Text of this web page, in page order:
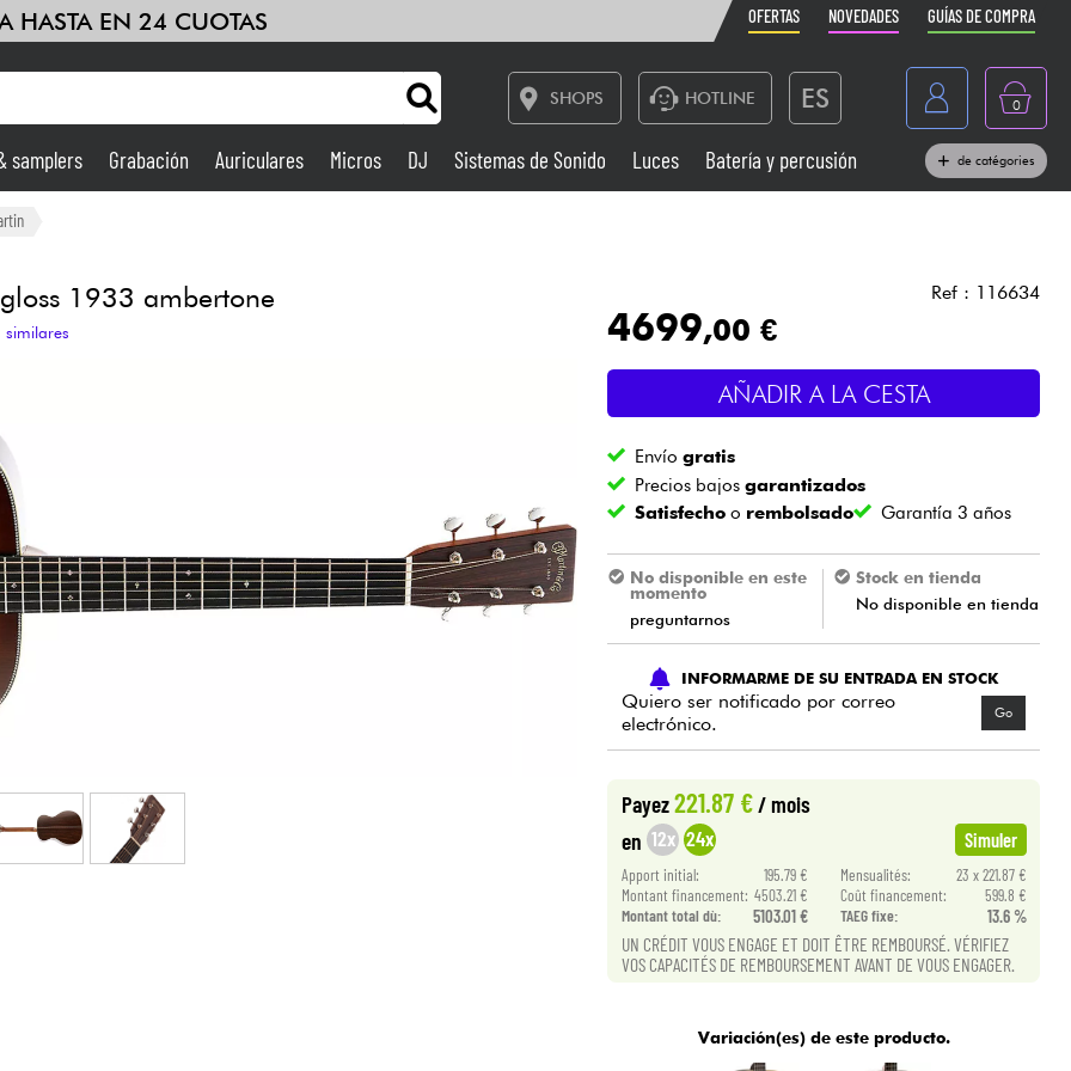
HASTA EN 24 CUOTAS OFERTAS NOVEDADES GUÍAS DE COMPRA
SHOPS HOTLINE ES
France
Belgique
Nederland
0
Grabación
Sistemas de Sonido
Vientos
Cables & Acces.
Ver nuestras marcas
samplers Grabación Auriculares Micros DJ Sistemas de Sonido Luces Batería y percusión de catégories
1933 ambertone
similares
Ref : 116634
4699,00 €
AÑADIR A LA CESTA
Envíogratis
Precios bajosgarantizados
Satisfecho o rembolsado Garantía 3 años
No disponible en este
momento
preguntarnos
Stock en tienda
No disponible en tienda
INFORMARME DE SU ENTRADA EN STOCK
Quiero ser notificado por correo
electrónico.
Go
Payez221.87 €/ mois
en 12x 24x Simuler
Apport initial: 195.79 € Mensualités:
23 x 221.87 €
Montant financement: 4503.21 € Coût financement:
599.8 €
Montant total dù:
5103.01 € TAEG fixe: 13.6 %
UN CRÉDIT VOUS ENGAGE ET DOIT ÊTRE REMBOURSÉ. VÉRIFIEZ
VOS CAPACITÉS DE REMBOURSEMENT AVANT DE VOUS ENGAGER.
Variación(es) de este producto.